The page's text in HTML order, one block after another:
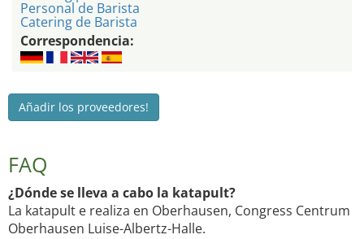
Personal de Barista
Catering de Barista
Correspondencia:
Añadir los proveedores!
FAQ
¿Dónde se lleva a cabo la katapult?
La katapult e realiza en Oberhausen, Congress Centrum
Oberhausen Luise-Albertz-Halle.